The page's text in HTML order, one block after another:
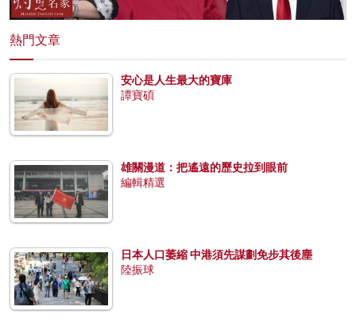
熱門文章
安心是人生最大的寶庫
譚寶碩
雄關漫道：把遙遠的歷史拉到眼前
編輯精選
日本人口萎縮 中港須先謀劃免步其後塵
陸振球